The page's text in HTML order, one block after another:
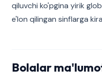
qiluvchi ko'pgina yirik
e'lon qilingan sinflarga
Bolalar